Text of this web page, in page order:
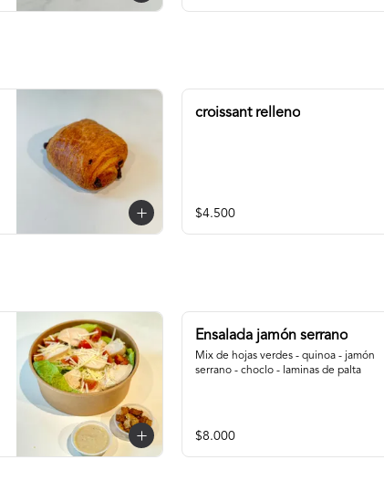
croissant relleno
$4.500
Ensalada jamón serrano
Mix de hojas verdes - quinoa - jamón
serrano - choclo - laminas de palta
$8.000